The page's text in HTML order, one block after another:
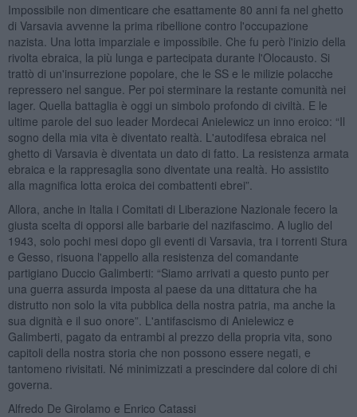
Impossibile non dimenticare che esattamente 80 anni fa nel ghetto
di Varsavia avvenne la prima ribellione contro l'occupazione
nazista. Una lotta imparziale e impossibile. Che fu però l'inizio della
rivolta ebraica, la più lunga e partecipata durante l'Olocausto. Si
trattò di un'insurrezione popolare, che le SS e le milizie polacche
repressero nel sangue. Per poi sterminare la restante comunità nei
lager. Quella battaglia è oggi un simbolo profondo di civiltà. E le
ultime parole del suo leader Mordecai Anielewicz un inno eroico: “Il
sogno della mia vita è diventato realtà. L'autodifesa ebraica nel
ghetto di Varsavia è diventata un dato di fatto. La resistenza armata
ebraica e la rappresaglia sono diventate una realtà. Ho assistito
alla magnifica lotta eroica dei combattenti ebrei”.
Allora, anche in Italia i Comitati di Liberazione Nazionale fecero la
giusta scelta di opporsi alle barbarie del nazifascimo. A luglio del
1943, solo pochi mesi dopo gli eventi di Varsavia, tra i torrenti Stura
e Gesso, risuona l'appello alla resistenza del comandante
partigiano Duccio Galimberti: “Siamo arrivati a questo punto per
una guerra assurda imposta al paese da una dittatura che ha
distrutto non solo la vita pubblica della nostra patria, ma anche la
sua dignità e il suo onore”. L'antifascismo di Anielewicz e
Galimberti, pagato da entrambi al prezzo della propria vita, sono
capitoli della nostra storia che non possono essere negati, e
tantomeno rivisitati. Né minimizzati a prescindere dal colore di chi
governa.
Alfredo De Girolamo e Enrico Catassi